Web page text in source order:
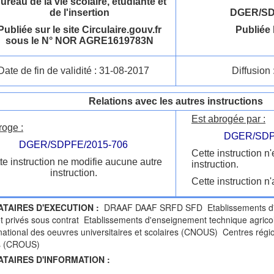
de l'insertion
sur le site Circulaire.gouv.fr
sous le N° NOR AGRE1619783N
DGER/
Publiée
de fin de validité : 31-08-2017 Diffusion
Relations avec les autres instructions
:
DGER/SDPFE/2015-706
instruction ne modifie aucune autre
instruction.
Est abrogée par :
DGER/
Cette instruction
instruction.
Cette instruction
D'EXECUTION : DRAAF DAAF SRFD SFD Etablissements
privés sous contrat Etablissements d'enseignement technique
des oeuvres universitaires et scolaires (CNOUS) Centres
D'INFORMATION :